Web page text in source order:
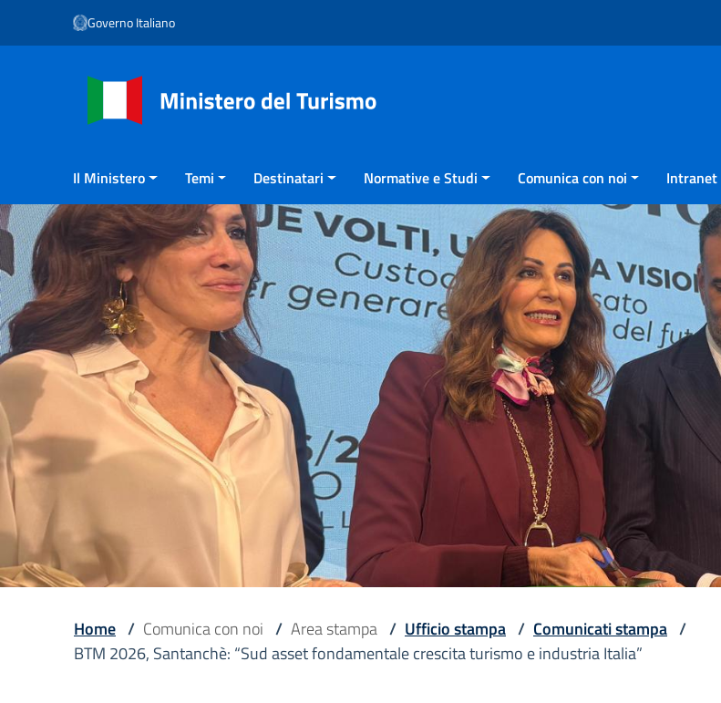
Vai ai contenuti
Vai al menu di navigazione
Governo Italiano
Il Ministero Temi Destinatari Normative e Studi Comunica con noi Intranet
Home / Comunica con noi / Area stampa / Ufficio stampa / Comunicati stampa /
BTM 2026, Santanchè: “Sud asset fondamentale crescita turismo e industria Italia”